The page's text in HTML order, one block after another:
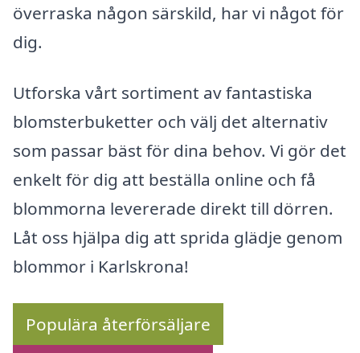
överraska någon särskild, har vi något för
dig.
Utforska vårt sortiment av fantastiska
blomsterbuketter och välj det alternativ
som passar bäst för dina behov. Vi gör det
enkelt för dig att beställa online och få
blommorna levererade direkt till dörren.
Låt oss hjälpa dig att sprida glädje genom
blommor i Karlskrona!
Populära återförsäljare